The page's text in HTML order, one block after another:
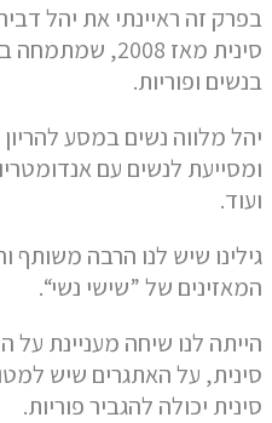
בפרק זה ראיינתי את יהל
סינית מאז
בנשים ופוריות.
ומסייעת לנשים עם
ועוד.
גילינו שיש לנו הרבה משותף
המאזינים של ”שישי נשי“.
הייתה לנו שיחה מעניינת
סינית, על האתגרים שיש
סינית יכולה להגביר פוריות.